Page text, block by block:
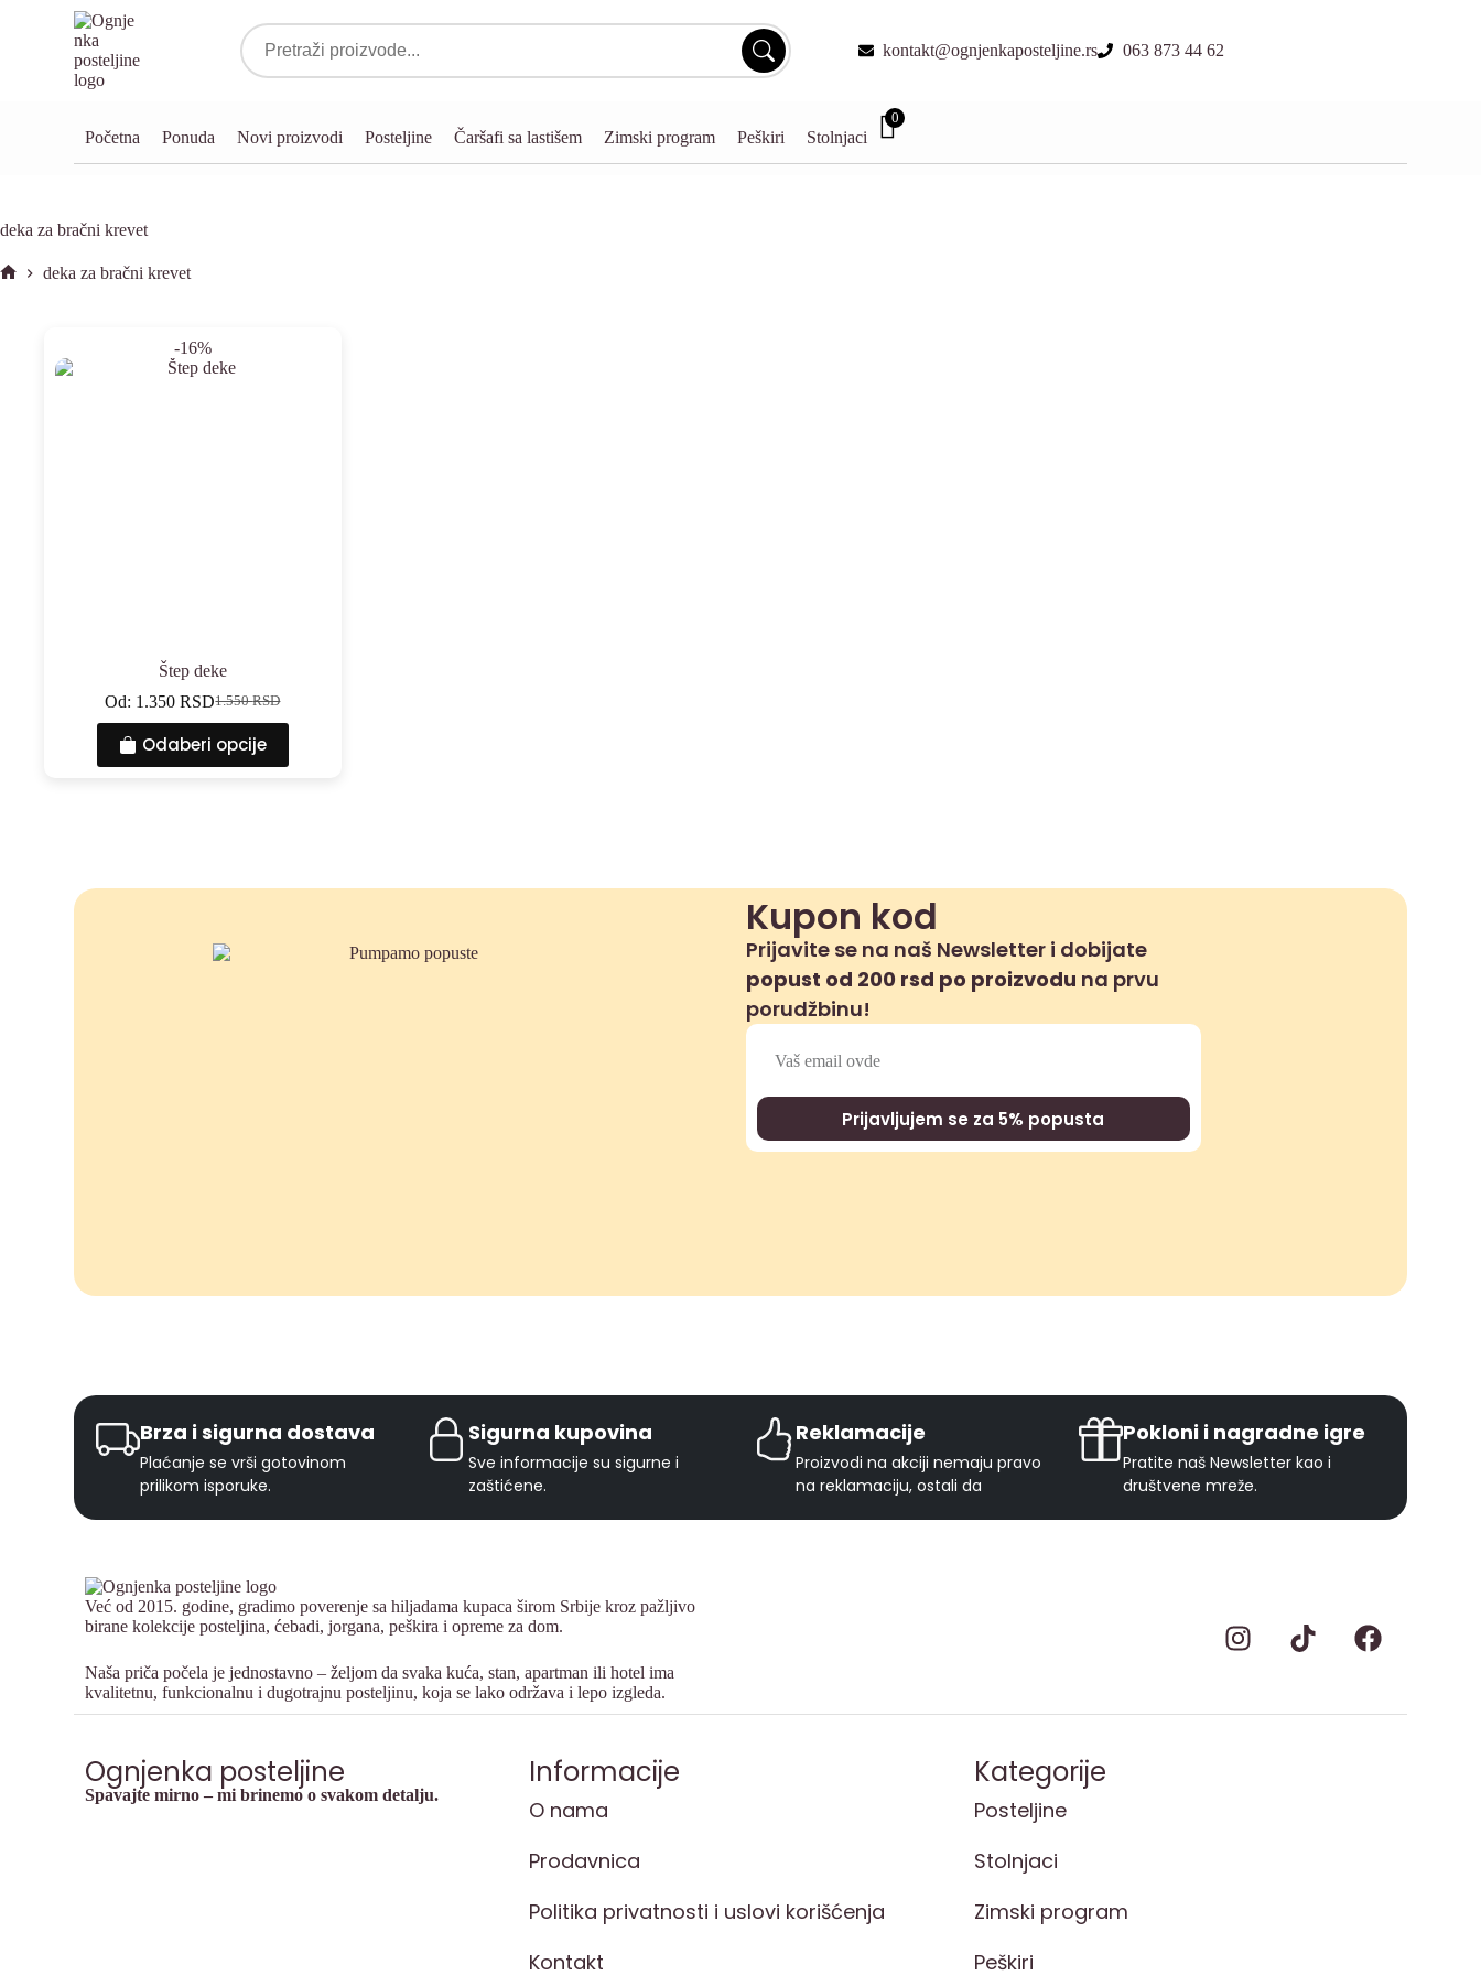
kontakt@ognjenkaposteljine.rs 063 873 44 62
Početna Ponuda Novi proizvodi Posteljine Čaršafi sa lastišem Zimski program Peškiri Stolnjaci
0
deka za bračni krevet
deka za bračni krevet
-16%
Štep deke
Od:
1.550RSD
1.350RSD
Odaberi opcije
Kupon kod
Prijavite se na naš Newsletter i dobijate
popust od 200 rsd po proizvodu na prvu
porudžbinu!
Prijavljujem se za 5% popusta
Brza i sigurna dostava
Plaćanje se vrši gotovinom
prilikom isporuke.
Sigurna kupovina
Sve informacije su sigurne i
zaštićene.
Reklamacije
Proizvodi na akciji nemaju pravo
na reklamaciju, ostali da
Pokloni i nagradne igre
Pratite naš Newsletter kao i
društvene mreže.
Već od 2015. godine, gradimo poverenje sa hiljadama kupaca širom Srbije kroz pažljivo
birane kolekcije posteljina, ćebadi, jorgana, peškira i opreme za dom.
Naša priča počela je jednostavno – željom da svaka kuća, stan, apartman ili hotel ima
kvalitetnu, funkcionalnu i dugotrajnu posteljinu, koja se lako održava i lepo izgleda.
Ognjenka posteljine
Spavajte mirno – mi brinemo o svakom detalju.
Informacije
O nama
Prodavnica
Politika privatnosti i uslovi korišćenja
Kontakt
Kategorije
Posteljine
Stolnjaci
Zimski program
Peškiri